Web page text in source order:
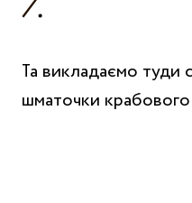
Та викладаємо туди
шматочки крабового